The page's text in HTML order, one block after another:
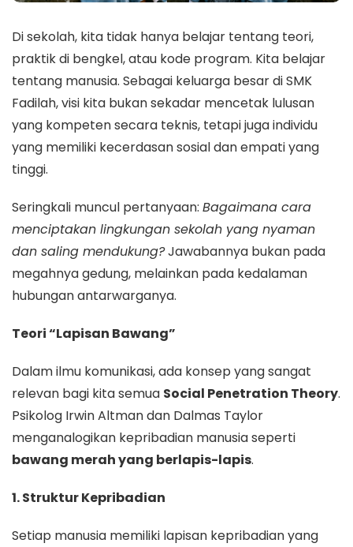
Di sekolah, kita tidak hanya belajar tentang teori,
praktik di bengkel, atau kode program. Kita belajar
tentang manusia. Sebagai keluarga besar di SMK
Fadilah, visi kita bukan sekadar mencetak lulusan
yang kompeten secara teknis, tetapi juga individu
yang memiliki kecerdasan sosial dan empati yang
tinggi.
Seringkali muncul pertanyaan: Bagaimana cara
menciptakan lingkungan sekolah yang nyaman
dan saling mendukung?Jawabannya bukan pada
megahnya gedung, melainkan pada kedalaman
hubungan antarwarganya.
Teori “Lapisan Bawang”
Dalam ilmu komunikasi, ada konsep yang sangat
relevan bagi kita semua Social Penetration Theory.
Psikolog Irwin Altman dan Dalmas Taylor
menganalogikan kepribadian manusia seperti
bawang merah yang berlapis-lapis.
1. Struktur Kepribadian
Setiap manusia memiliki lapisan kepribadian yang